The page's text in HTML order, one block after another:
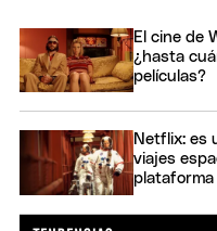
El cine de
¿hasta
películas?
Netflix: es
viajes
plataforma